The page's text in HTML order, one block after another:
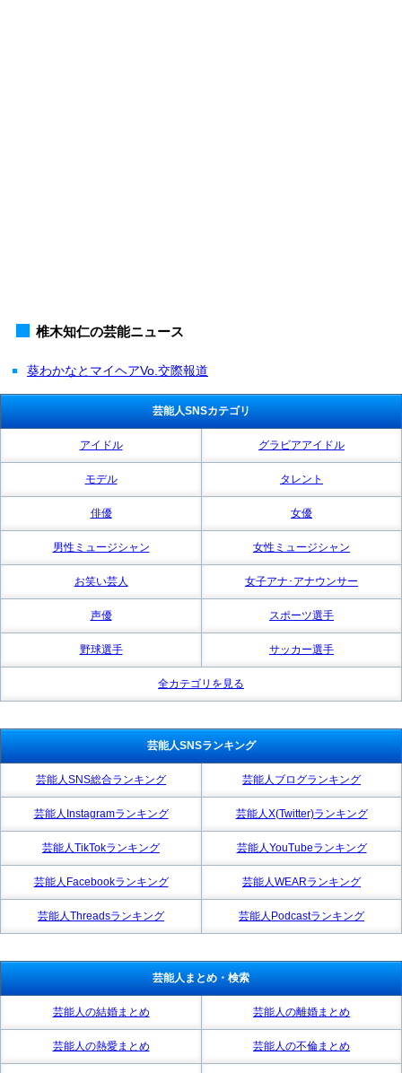
椎木知仁の芸能ニュース
葵わかなとマイヘアVo.交際報道
芸能人SNSカテゴリ
アイドル グラビアアイドル
モデル タレント
俳優 女優
男性ミュージシャン 女性ミュージシャン
お笑い芸人 女子アナ･アナウンサー
声優 スポーツ選手
野球選手 サッカー選手
全カテゴリを見る
芸能人SNSランキング
芸能人SNS総合ランキング 芸能人ブログランキング
芸能人Instagramランキング 芸能人X(Twitter)ランキング
芸能人TikTokランキング 芸能人YouTubeランキング
芸能人Facebookランキング 芸能人WEARランキング
芸能人Threadsランキング 芸能人Podcastランキング
芸能人まとめ・検索
芸能人の結婚まとめ 芸能人の離婚まとめ
芸能人の熱愛まとめ 芸能人の不倫まとめ